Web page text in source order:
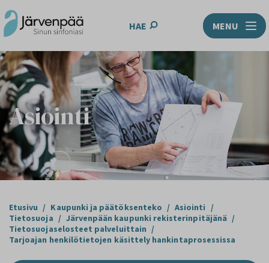
HAE MENU
Asiointi
Etusivu / Kaupunki ja päätöksenteko / Asiointi
/
Tietosuoja / Järvenpään kaupunki rekisterinpitäjänä /
Tietosuojaselosteet palveluittain /
Tarjoajan henkilötietojen käsittely hankintaprosessissa